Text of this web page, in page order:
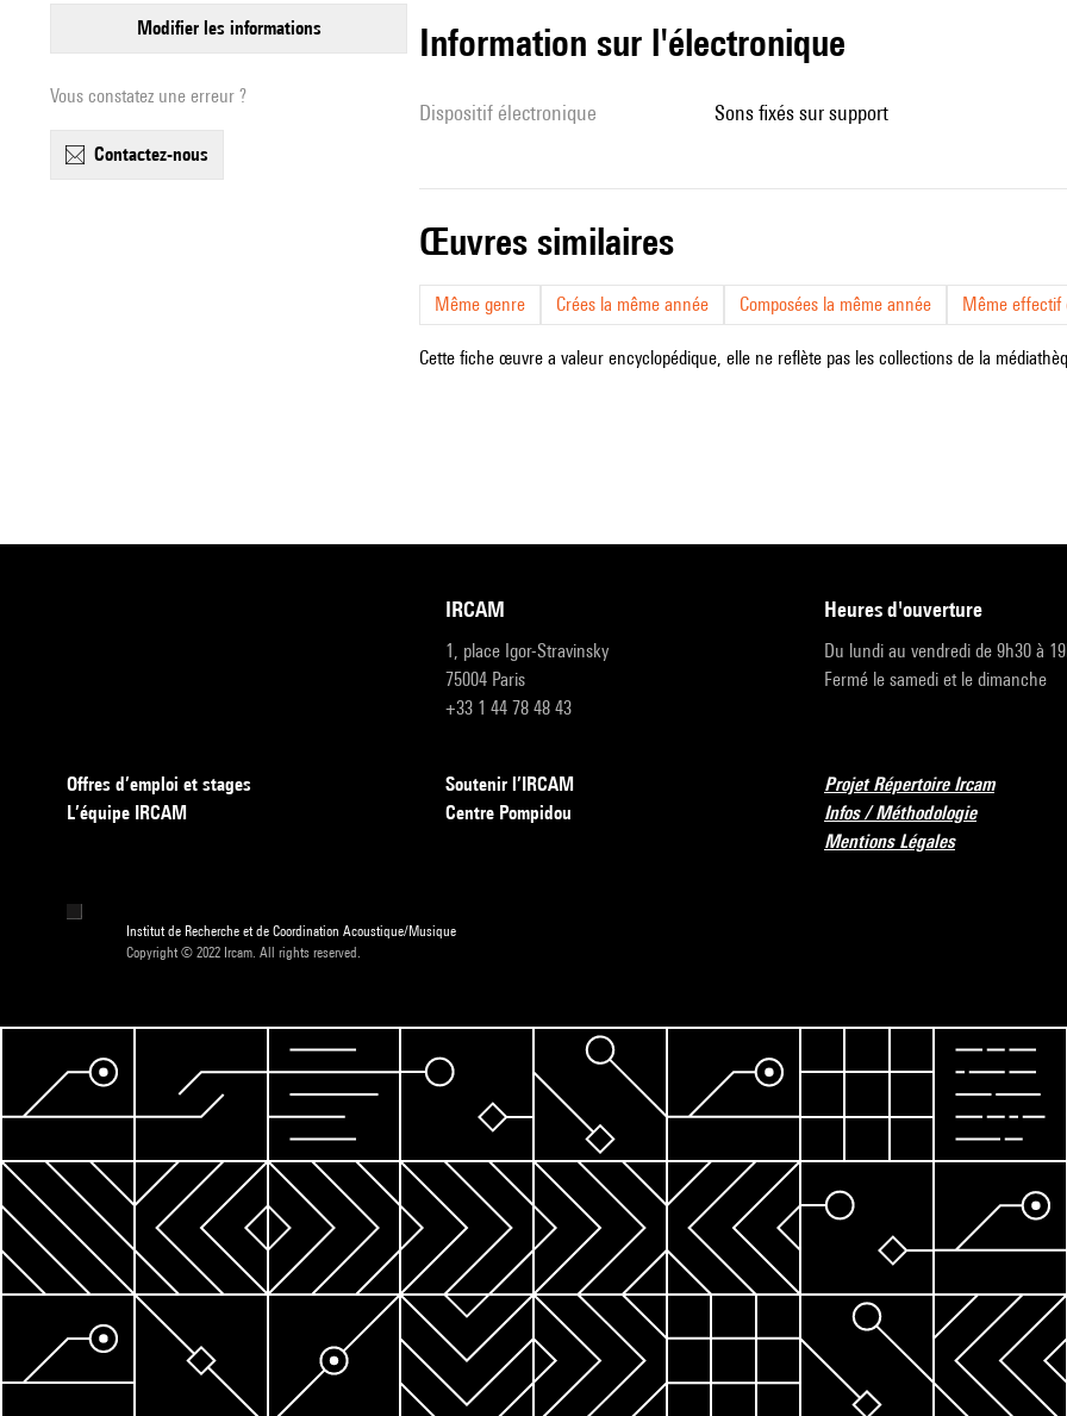
modifier les informations
Vous constatez une erreur ?
contactez-nous
Information sur l'électronique
Dispositif électronique sons fixés sur support
œuvres similaires
Même genre Crées la même année Composées la même année Même effectif
Cette fiche œuvre a valeur encyclopédique, elle ne reflète pas les collections de la
IRCAM
1, place Igor-Stravinsky
75004 Paris
+33 1 44 78 48 43
heures d'ouverture
Du lundi au vendredi de 9h30 à
Fermé le samedi et le dimanche
Offres d’emploi et stages
L’équipe IRCAM
Soutenir l’IRCAM
Centre Pompidou
Projet Répertoire Ircam
Infos / Méthodologie
Mentions Légales
Institut de Recherche et de Coordination Acoustique/Musique
Copyright © 2022 Ircam. All rights reserved.